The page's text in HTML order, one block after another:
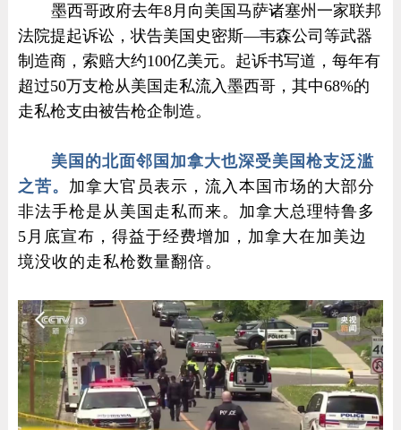
墨西哥政府去年8月向美国马萨诸塞州一家联邦
法院提起诉讼，状告美国史密斯—韦森公司等武器
制造商，索赔大约100亿美元。起诉书写道，每年有
超过50万支枪从美国走私流入墨西哥，其中68%的
走私枪支由被告枪企制造。
美国的北面邻国加拿大也深受美国枪支泛滥
之苦。 加拿大官员表示，流入本国市场的大部分
非法手枪是从美国走私而来。加拿大总理特鲁多
5月底宣布，得益于经费增加，加拿大在加美边
境没收的走私枪数量翻倍。